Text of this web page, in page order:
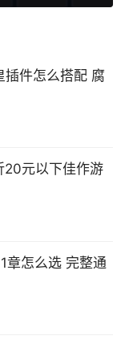
插件怎么搭配 腐
元以下佳作游
章怎么选 完整通